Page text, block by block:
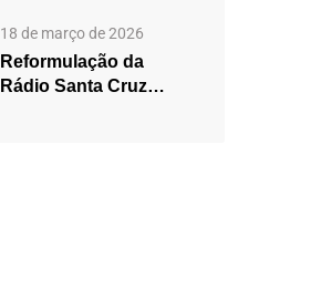
edição especial do…
18 de março de 2026
Reformulação da
Rádio Santa Cruz